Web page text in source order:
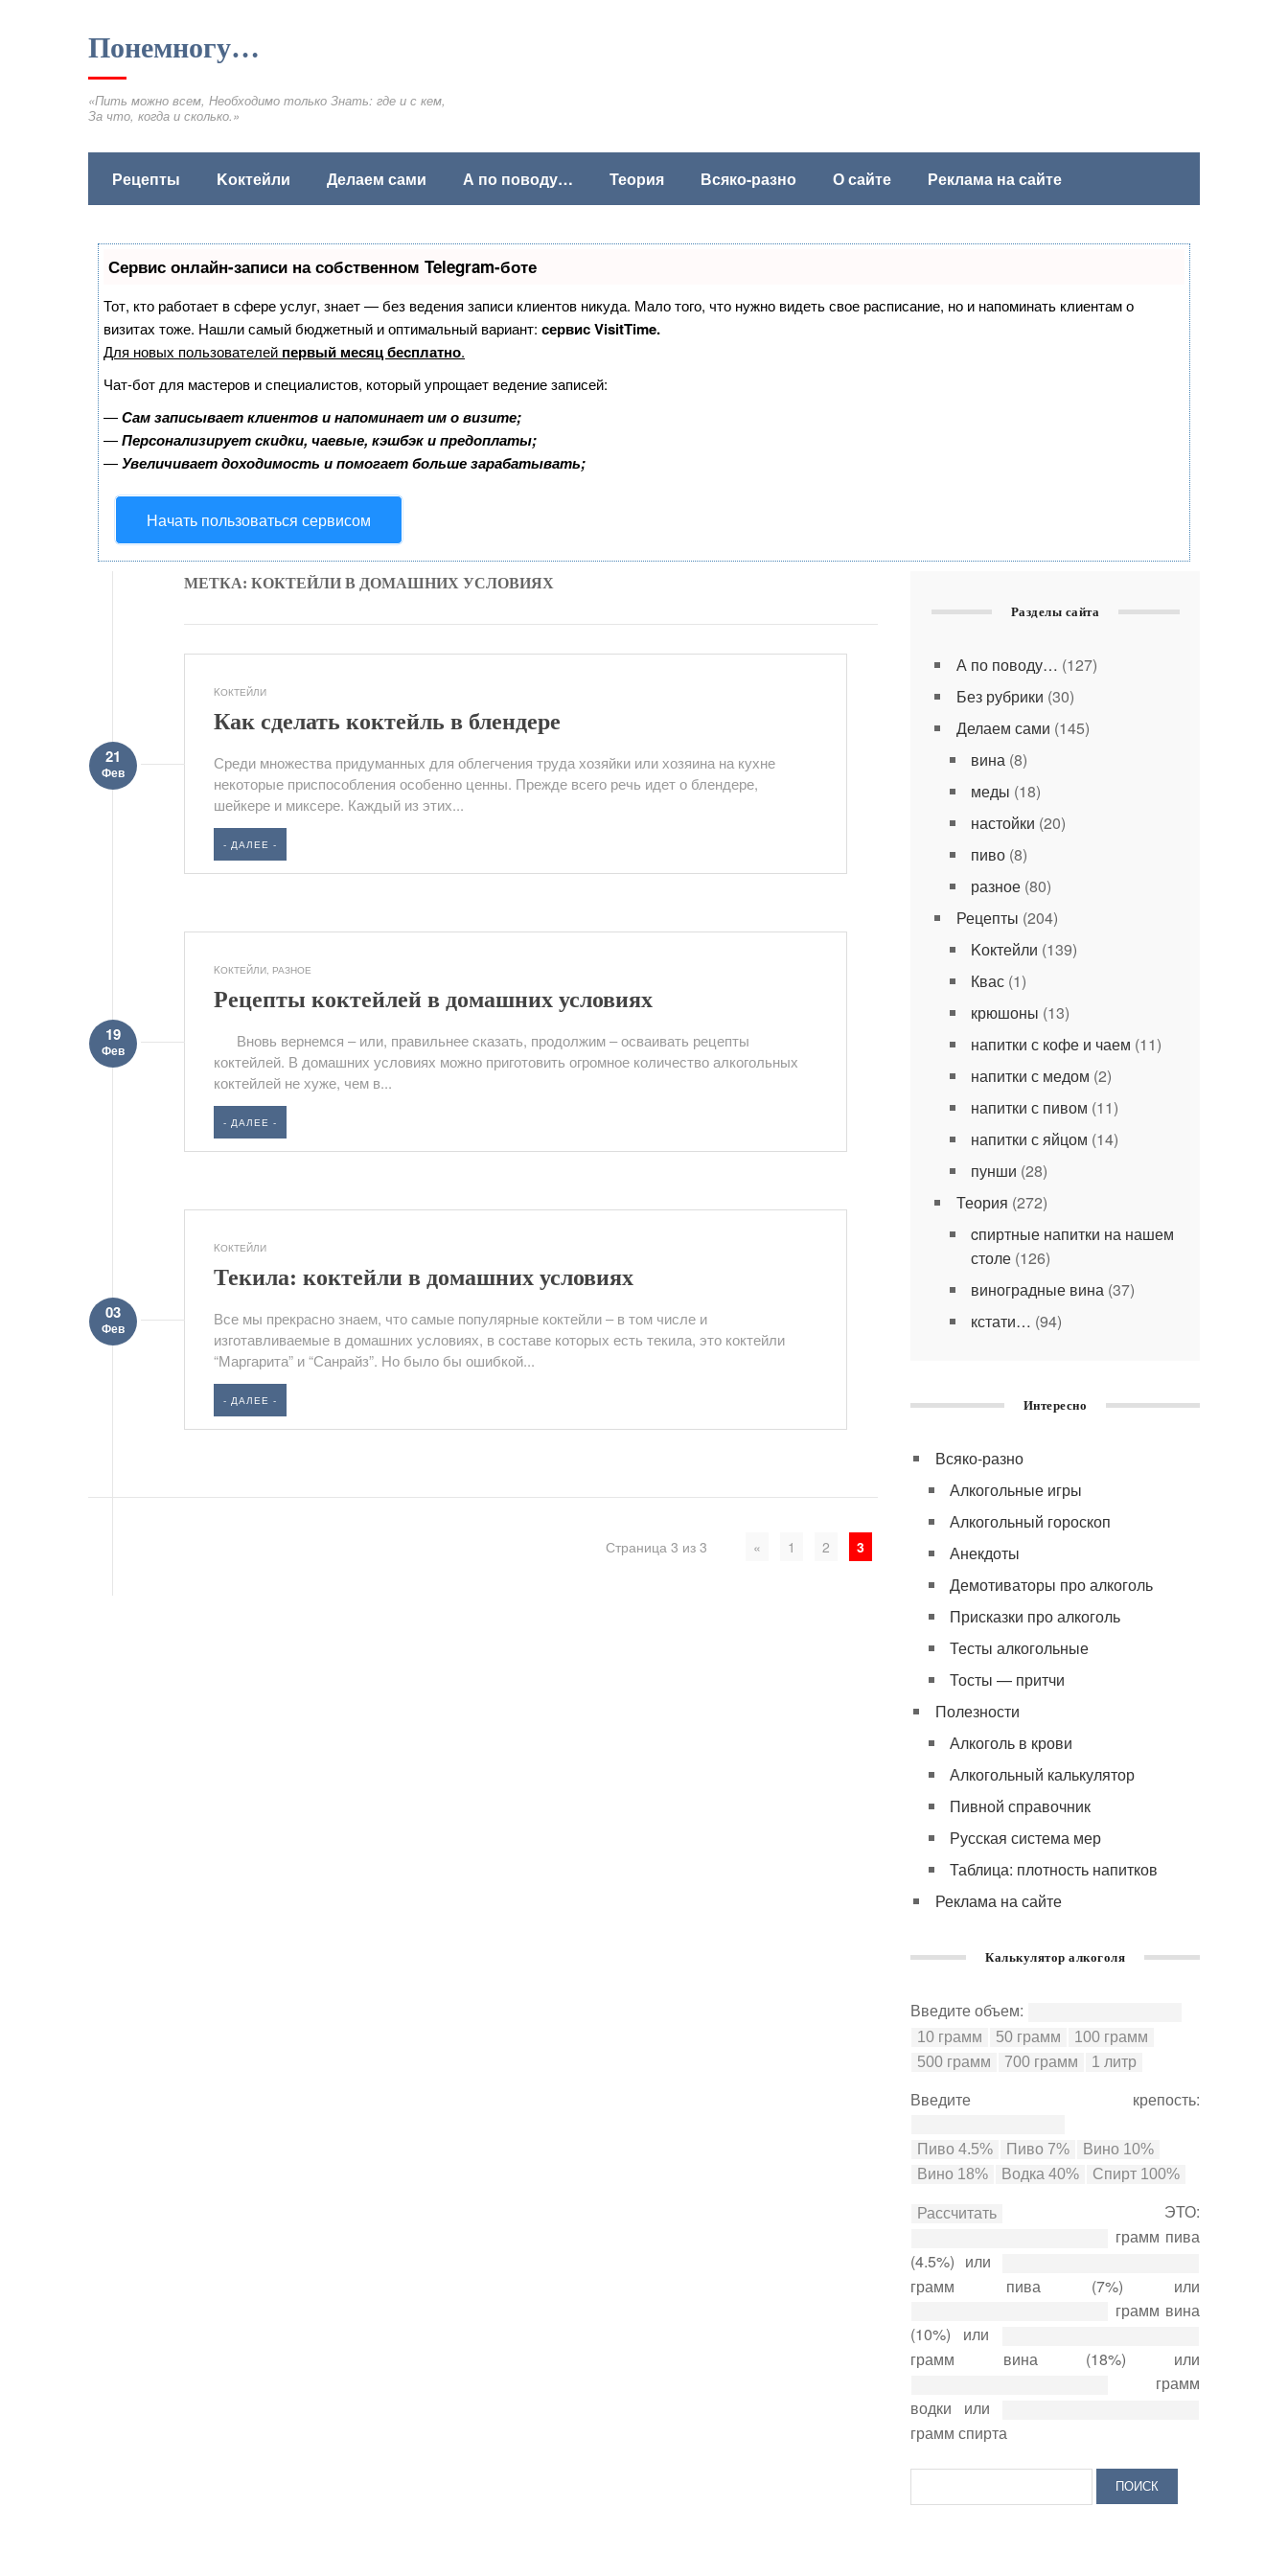
Понемногу…
«Пить можно всем, Необходимо только Знать: где и с кем,
За что, когда и сколько.»
Рецепты Kоктейли Делаем сами А по поводу… Теория Всяко-разно О сайте Реклама на сайте
Сервис онлайн-записи на собственном Telegram-боте
Тот, кто работает в сфере услуг, знает — без ведения записи клиентов никуда. Мало того, что нужно видеть свое расписание, но и напоминать клиентам о
визитах тоже. Нашли самый бюджетный и оптимальный вариант: сервис VisitTime.
Для новых пользователей первый месяц бесплатно.
Чат-бот для мастеров и специалистов, который упрощает ведение записей:
—Сам записывает клиентов и напоминает им о визите;
—Персонализирует скидки, чаевые, кэшбэк и предоплаты;
—Увеличивает доходимость и помогает больше зарабатывать;
Начать пользоваться сервисом
МЕТКА: КОКТЕЙЛИ В ДОМАШНИХ УСЛОВИЯХ
KОКТЕЙЛИ
Как сделать коктейль в блендере
21
Фев
Среди множества придуманных для облегчения труда хозяйки или хозяина на кухне
некоторые приспособления особенно ценны. Прежде всего речь идет о блендере,
шейкере и миксере. Каждый из этих...
- ДАЛЕЕ -
KОКТЕЙЛИ, РАЗНОЕ
Рецепты коктейлей в домашних условиях
19
Фев
Вновь вернемся – или, правильнее сказать, продолжим – осваивать рецепты
коктейлей. В домашних условиях можно приготовить огромное количество алкогольных
коктейлей не хуже, чем в...
- ДАЛЕЕ -
KОКТЕЙЛИ
Текила: коктейли в домашних условиях
03
Фев
Все мы прекрасно знаем, что самые популярные коктейли – в том числе и
изготавливаемые в домашних условиях, в составе которых есть текила, это коктейли
“Маргарита” и “Санрайз”. Но было бы ошибкой...
- ДАЛЕЕ -
Страница 3 из 3 « 1 2 3
Разделы сайта
А по поводу… (127)
Без рубрики (30)
Делаем сами (145)
вина(8)
меды (18)
настойки (20)
пиво(8)
разное(80)
Рецепты (204)
Kоктейли (139)
Квас(1)
крюшоны (13)
напитки с кофе и чаем (11)
напитки с медом (2)
напитки с пивом (11)
напитки с яйцом (14)
пунши (28)
Теория (272)
cпиртные напитки на нашем
столе(126)
виноградные вина(37)
кстати… (94)
Интересно
Всяко-разно
Алкогольные игры
Алкогольный гороскоп
Анекдоты
Демотиваторы про алкоголь
Присказки про алкоголь
Тесты алкогольные
Тосты — притчи
Полезности
Алкоголь в крови
Алкогольный калькулятор
Пивной справочник
Русская система мер
Таблица: плотность напитков
Реклама на сайте
Калькулятор алкоголя
Введите объем:
Введите крепость:
ЭТО:
грамм пива
(4.5%) или
грамм пива (7%) или
грамм вина
(10%) или
грамм вина (18%) или
грамм
водки или
грамм спирта